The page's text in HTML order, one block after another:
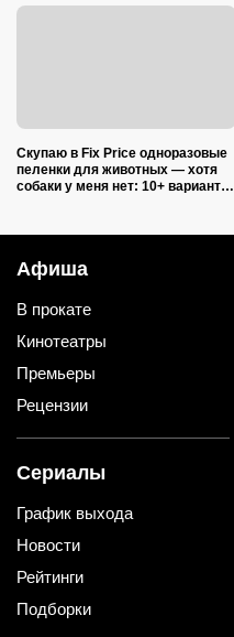
Скупаю в Fix Price одноразовые
пеленки для животных — хотя
собаки у меня нет: 10+ вариантов
Афиша
В прокате
Кинотеатры
Премьеры
Рецензии
Сериалы
График выхода
Новости
Рейтинги
Подборки